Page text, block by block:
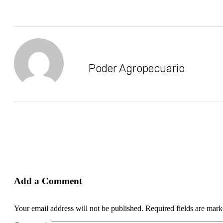
Poder Agropecuario
Add a Comment
Your email address will not be published. Required fields are